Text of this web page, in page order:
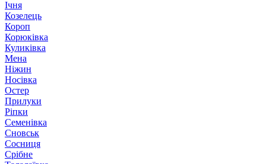
Ічня
Козелець
Короп
Корюківка
Куликівка
Мена
Ніжин
Носівка
Остер
Прилуки
Ріпки
Семенівка
Сновськ
Сосниця
Срібне